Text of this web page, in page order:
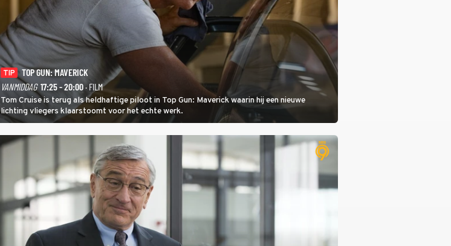
TIP
TOP GUN: MAVERICK
VANMIDDAG 17:25 - 20:00· FILM
Tom Cruise is terug als heldhaftige piloot in Top Gun: Maverick waarin hij een nieuwe
lichting vliegers klaarstoomt voor het echte werk.